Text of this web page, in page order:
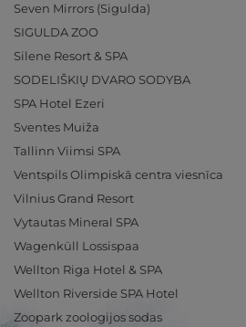
Seven Mirrors (Sigulda)
SIGULDA ZOO
Silene Resort & SPA
SODELIŠKIŲ DVARO SODYBA
SPA Hotel Ezeri
Sventes Muiža
Tallinn Viimsi SPA
Ventspils Olimpiskā centra viesnīca
Vilnius Grand Resort
Vytautas Mineral SPA
Wagenküll Lossispaa
Wellton Riga Hotel & SPA
Wellton Riverside SPA Hotel
Zoopark zoologijos sodas